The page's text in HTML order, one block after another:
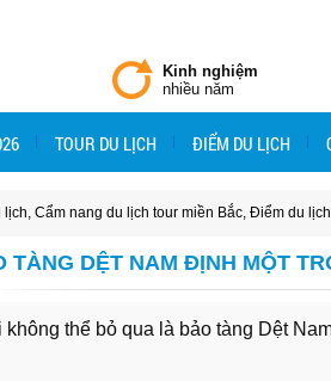
Kinh nghiệm
nhiều năm
TOUR DU LỊCH ĐIỂM DU LỊCH
lịch, Cẩm nang du lịch tour miền Bắc, Điểm du
TÀNG DỆT NAM ĐỊNH MỘT
thể bỏ qua là bảo tàng Dệt